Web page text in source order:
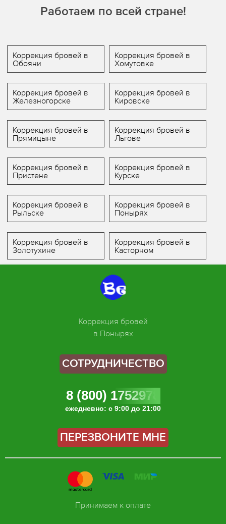
Работаем по всей стране!
Коррекция бровей в
Обояни
Коррекция бровей в
Хомутовке
Коррекция бровей в
Железногорске
Коррекция бровей в
Кировске
Коррекция бровей в
Прямицыне
Коррекция бровей в
Льгове
Коррекция бровей в
Пристене
Коррекция бровей в
Курске
Коррекция бровей в
Рыльске
Коррекция бровей в
Понырях
Коррекция бровей в
Золотухине
Коррекция бровей в
Касторном
Коррекция бровей
в Понырях
СОТРУДНИЧЕСТВО
8 (800) 1752978
ежедневно: с 9:00 до 21:00
ПЕРЕЗВОНИТЕ МНЕ
Принимаем к оплате